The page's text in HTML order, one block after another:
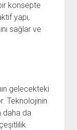
konsepte
yapı,
sağlar ve
gelecekteki
Teknolojinin
daha da